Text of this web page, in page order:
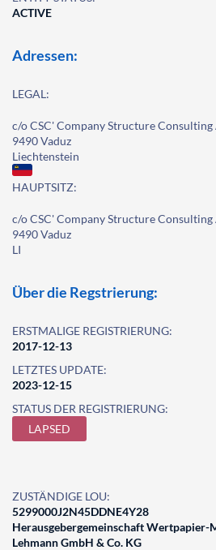
ACTIVE
Adressen:
LEGAL:
c/o CSC' Company Structure Consulting
9490 Vaduz
Liechtenstein
HAUPTSITZ:
c/o CSC' Company Structure Consulting
9490 Vaduz
LI
Über die Regstrierung:
ERSTMALIGE REGISTRIERUNG:
2017-12-13
LETZTES UPDATE:
2023-12-15
STATUS DER REGISTRIERUNG:
LAPSED
ZUSTÄNDIGE LOU:
5299000J2N45DDNE4Y28
Herausgebergemeinschaft Wertpapier-
Lehmann GmbH & Co. KG